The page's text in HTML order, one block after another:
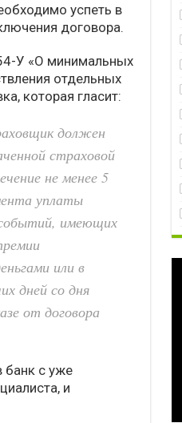
успеть в
договора.
У «О минимальных
отдельных
которая гласит:
должен
страховой
не менее 5
уплаты
имеющих
или в
дней со дня
от договора
банк с уже
и